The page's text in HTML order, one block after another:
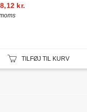
kr.
TILFØJ TIL KURV